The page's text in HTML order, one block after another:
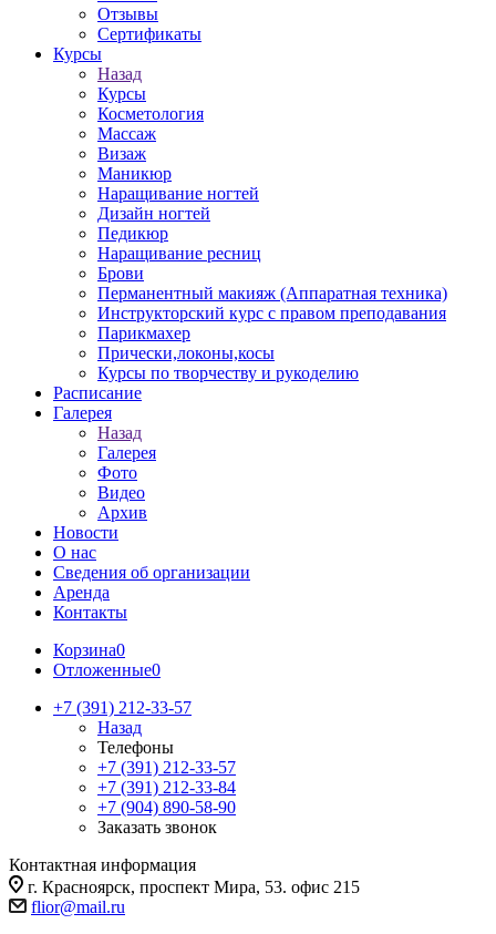
Отзывы
Сертификаты
Курсы
Назад
Курсы
Косметология
Массаж
Визаж
Маникюр
Наращивание ногтей
Дизайн ногтей
Педикюр
Наращивание ресниц
Брови
Перманентный макияж (Аппаратная техника)
Инструкторский курс с правом преподавания
Парикмахер
Прически,локоны,косы
Курсы по творчеству и рукоделию
Расписание
Галерея
Назад
Галерея
Фото
Видео
Архив
Новости
О нас
Сведения об организации
Аренда
Контакты
Корзина0
Отложенные0
+7 (391) 212-33-57
Назад
Телефоны
+7 (391) 212-33-57
+7 (391) 212-33-84
+7 (904) 890-58-90
Заказать звонок
Контактная информация
г. Красноярск, проспект Мира, 53. офис 215
flior@mail.ru